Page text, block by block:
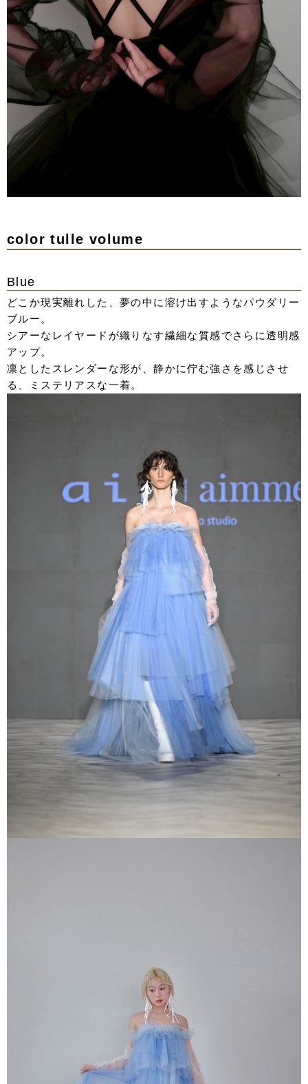
color tulle volume
Blue
どこか現実離れした、夢の中に溶け出すようなパウダリー
ブルー。
シアーなレイヤードが織りなす繊細な質感でさらに透明感
アップ。
凛としたスレンダーな形が、静かに佇む強さを感じさせ
る、ミステリアスな一着。